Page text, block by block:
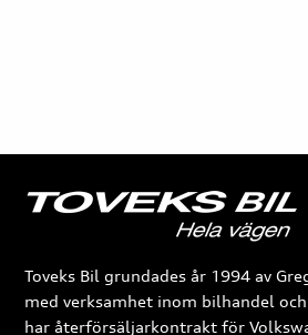
Toveks Bil grundades år 1994 av
med verksamhet inom bilhandel
har återförsäljarkontrakt för